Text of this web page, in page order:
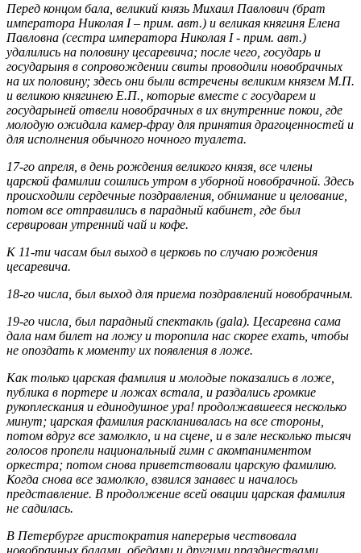
Перед концом бала, великий князь Михаил Павлович (брат
императора Николая I – прим. авт.) и великая княгиня Елена
Павловна (сестра императора Николая I - прим. авт.)
удалились на половину цесаревича; после чего, государь и
государыня в сопровождении свиты проводили новобрачных
на их половину; здесь они были встречены великим князем М.П.
и великою княгинею Е.П., которые вместе с государем и
государыней отвели новобрачных в их внутренние покои, где
молодую ожидала камер-фрау для принятия драгоценностей и
для исполнения обычного ночного туалета.
17-го апреля, в день рождения великого князя, все члены
царской фамилии сошлись утром в уборной новобрачной. Здесь
происходили сердечные поздравления, обнимание и целование,
потом все отправились в парадный кабинет, где был
сервирован утренний чай и кофе.
К 11-ти часам был выход в церковь по случаю рождения
цесаревича.
18-го числа, был выход для приема поздравлений новобрачным.
19-го числа, был парадный спектакль (gala). Цесаревна сама
дала нам билет на ложу и торопила нас скорее ехать, чтобы
не опоздать к моменту их появления в ложе.
Как только царская фамилия и молодые показались в ложе,
публика в портере и ложах встала, и раздались громкие
рукоплескания и единодушное ура! продолжавшееся несколько
минут; царская фамилия раскланивалась на все стороны,
потом вдруг все замолкло, и на сцене, и в зале несколько тысяч
голосов пропели национальный гимн с акомпаниментом
оркестра; потом снова приветствовали царскую фамилию.
Когда снова все замолкло, взвился занавес и началось
представление. В продолжение всей овации царская фамилия
не садилась.
В Петербурге аристократия наперерыв чествовала
новобрачных балами, обедами и другими празднествами.